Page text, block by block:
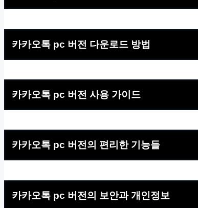
카카오톡 pc 버전 다운로드 방법
카카오톡 pc 버전 사용 가이드
카카오톡 pc 버전의 편리한 기능들
카카오톡 pc 버전의 보안과 개인정보